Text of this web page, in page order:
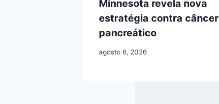
Minnesota revela nova
estratégia contra câncer
pancreático
agosto 6, 2026